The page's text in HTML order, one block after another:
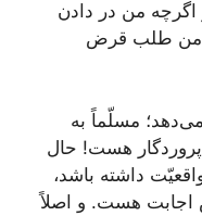
من در دادن
من طلب قرض
مسلّماً به
هست! حال
داشته باشد،
اجابت هست. و اصلاً